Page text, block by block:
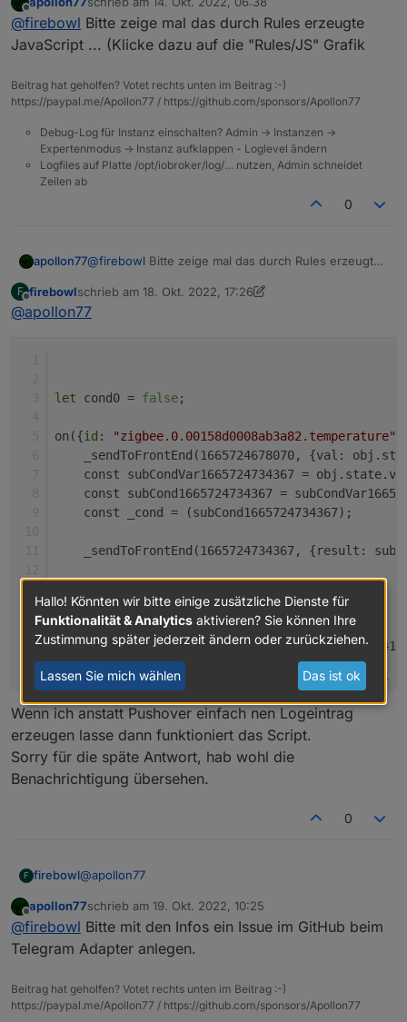
definiert" angezeigt.
Beim Speicher und Starten gibt es dann auch einen
Offline zuletzt editiert von
@firebowl Bitte zeige mal das durch Rules erzeugte
JavaScript ... (Klicke dazu auf die "Rules/JS" Grafik
Beitrag hat geholfen? Votet rechts unten im Beitrag :-)
https://paypal.me/Apollon77 / https://github.com/sponsors/Apollon77
Debug-Log für Instanz einschalten? Admin -> Instanzen ->
Expertenmodus -> Instanz aufklappen - Loglevel ändern
Logfiles auf Platte /opt/iobroker/log/… nutzen, Admin schneidet
Zeilen ab
0
apollon77@firebowl Bitte zeige mal das durch Rules erzeugte
F
Offline
firebowlschrieb am 18. Okt. 2022, 17:26
zuletzt editiert von firebowl
@apollon77
let cond0 = false;
on({id : "zigbee.0.00158d0008ab3a82.temperature"
_sendToFrontEnd(1665724678070, {val:
const subCondVar1665724734367 =
const subCond1665724734367 =
    const _cond = (subCond1665724734367);
_sendToFrontEnd(1665724734367, {result:
        cond0 =
true;
		// Pushover Hello
const subActionVar1665727500241
		sendTo(
"pushover.0", "send"
, {
message:
		    title:
"ioBroker" .replace(/
		    sound:
"magic",
		    priority: -1
		});
});
"triggers": [
    {
"id": "TriggerState"
"_id": 1665724678070,
"tagCard" : "on change",
Wenn ich anstatt Pushover einfach nen Logeintrag
erzeugen lasse dann funktioniert das Script.
Sorry für die späte Antwort, hab wohl die
Benachrichtigung übersehen.
0
F firebowl@apollon77
let cond0 = false;
_sendToFrontEnd(1665724678070, {val:
const subCondVar1665724734367 =
Wenn ich anstatt Pushover einfach nen Logeintrag
erzeugen lasse dann funktioniert das Script.
Benachrichtigung übersehen.
Offline
apollon77schrieb am 19. Okt. 2022, 10:25
zuletzt editiert von
@firebowl Bitte mit den Infos ein Issue im GitHub beim
Telegram Adapter anlegen.
Beitrag hat geholfen? Votet rechts unten im Beitrag :-)
https://paypal.me/Apollon77 / https://github.com/sponsors/Apollon77
Hallo! Könnten wir bitte einige zusätzliche Dienste für
Funktionalität & Analytics aktivieren? Sie können Ihre
Zustimmung später jederzeit ändern oder zurückziehen.
Lassen Sie mich wählen Das ist ok